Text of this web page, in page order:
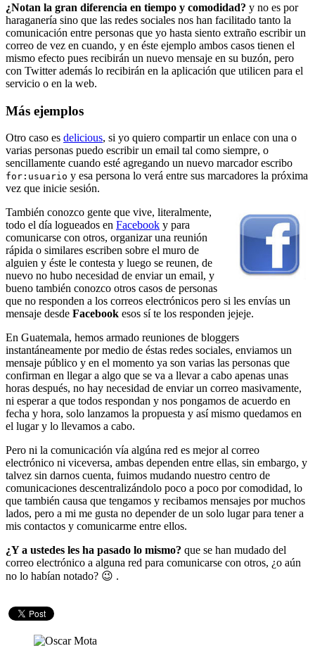
¿Notan la gran diferencia en tiempo y comodidad? y no es por
haraganería sino que las redes sociales nos han facilitado tanto la
comunicación entre personas que yo hasta siento extraño escribir un
correo de vez en cuando, y en éste ejemplo ambos casos tienen el
mismo efecto pues recibirán un nuevo mensaje en su buzón, pero
con Twitter además lo recibirán en la aplicación que utilicen para el
servicio o en la web.
Más ejemplos
Otro caso es delicious, si yo quiero compartir un enlace con una o
varias personas puedo escribir un email tal como siempre, o
sencillamente cuando esté agregando un nuevo marcador escribo
for:usuario y esa persona lo verá entre sus marcadores la próxima
vez que inicie sesión.
También conozco gente que vive, literalmente,
todo el día logueados en Facebook y para
comunicarse con otros, organizar una reunión
rápida o similares escriben sobre el muro de
alguien y éste le contesta y luego se reunen, de
nuevo no hubo necesidad de enviar un email, y
bueno también conozco otros casos de personas
que no responden a los correos electrónicos pero si les envías un
mensaje desde Facebook esos sí te los responden jejeje.
En Guatemala, hemos armado reuniones de bloggers
instantáneamente por medio de éstas redes sociales, enviamos un
mensaje público y en el momento ya son varias las personas que
confirman en llegar a algo que se va a llevar a cabo apenas unas
horas después, no hay necesidad de enviar un correo masivamente,
ni esperar a que todos respondan y nos pongamos de acuerdo en
fecha y hora, solo lanzamos la propuesta y así mismo quedamos en
el lugar y lo llevamos a cabo.
Pero ni la comunicación vía algúna red es mejor al correo
electrónico ni viceversa, ambas dependen entre ellas, sin embargo, y
talvez sin darnos cuenta, fuimos mudando nuestro centro de
comunicaciones descentralizándolo poco a poco por comodidad, lo
que también causa que tengamos y recibamos mensajes por muchos
lados, pero a mi me gusta no depender de un solo lugar para tener a
mis contactos y comunicarme entre ellos.
¿Y a ustedes les ha pasado lo mismo? que se han mudado del
correo electrónico a alguna red para comunicarse con otros, ¿o aún
no lo habían notado? 😉 .